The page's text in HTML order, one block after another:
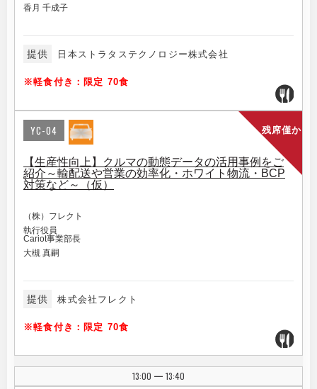
香月 千成子
提供 日本ストラタステクノロジー株式会社
※軽食付き：限定 70食
残席僅か
YC-04
【生産性向上】クルマの動態データの活用事例をご
紹介～輸配送や営業の効率化・ホワイト物流・BCP
対策など～（仮）
（株）フレクト
執行役員
Cariot事業部長
大槻 真嗣
提供 株式会社フレクト
※軽食付き：限定 70食
13:00 | 13:40